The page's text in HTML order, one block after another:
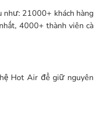
như: 21000+ khách hàng
4000+ thành viên cà
Hot Air để giữ nguyên